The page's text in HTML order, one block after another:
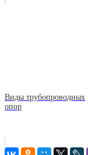
Виды трубопроводных
опор